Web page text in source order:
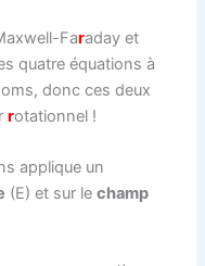
Faraday et
quatre équations à
donc ces deux
rotationnel !
applique un
(E) et sur lechamp